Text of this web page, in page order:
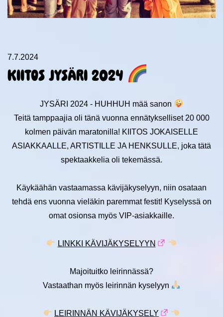
7.7.2024
KIITOS JYSÄRI 2024
JYSÄRI 2024 - HUHHUH mää sanon
Teitä tamppaajia oli tänä vuonna ennätykselliset 20 000
kolmen päivän maratonilla! KIITOS JOKAISELLE
ASIAKKAALLE, ARTISTILLE JA HENKSULLE, joka tätä
spektaakkelia oli tekemässä.
Käykäähän vastaamassa kävijäkyselyyn, niin osataan
tehdä ens vuonna vieläkin paremmat festit! Kyselyssä on
omat osionsa myös VIP-asiakkaille.
LINKKI KÄVIJÄKYSELYYN
Majoituitko leirinnässä?
Vastaathan myös leirinnän kyselyyn
LEIRINNÄN KÄVIJÄKYSELY